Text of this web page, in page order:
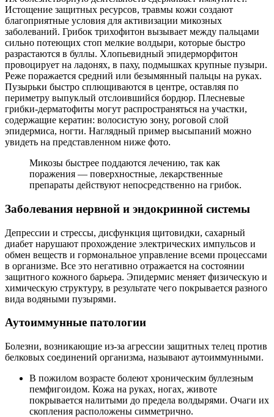
Истощение защитных ресурсов, травмы кожи создают
благоприятные условия для активизации микозных
заболеваний. Грибок трихофитон вызывает между пальцами
сильно потеющих стоп мелкие волдыри, которые быстро
разрастаются в буллы. Хлопьевидный эпидерморфитон
провоцирует на ладонях, в паху, подмышках крупные пузыри.
Реже поражается средний или безымянный пальцы на руках.
Пузырьки быстро сплющиваются в центре, оставляя по
периметру выпуклый отслоившийся бордюр. Плесневые
грибки-дерматофиты могут распространяться на участки,
содержащие кератин: волосистую зону, роговой слой
эпидермиса, ногти. Наглядный пример высыпаний можно
увидеть на представленном ниже фото.
Микозы быстрее поддаются лечению, так как
поражения — поверхностные, лекарственные
препараты действуют непосредственно на грибок.
Заболевания нервной и эндокринной системы
Депрессии и стрессы, дисфункция щитовидки, сахарный
диабет нарушают прохождение электрических импульсов и
обмен веществ и гормональное управление всеми процессами
в организме. Все это негативно отражается на состоянии
защитного кожного барьера. Эпидермис меняет физическую и
химическую структуру, в результате чего покрывается разного
вида водяными пузырями.
Аутоиммунные патологии
Болезни, возникающие из-за агрессии защитных телец против
белковых соединений организма, называют аутоиммунными.
В пожилом возрасте болеют хроническим буллезным
пемфигоидом. Кожа на руках, ногах, животе
покрывается налитыми до предела волдырями. Очаги их
скопления расположены симметрично.